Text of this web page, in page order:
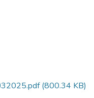
(800.34 KB)